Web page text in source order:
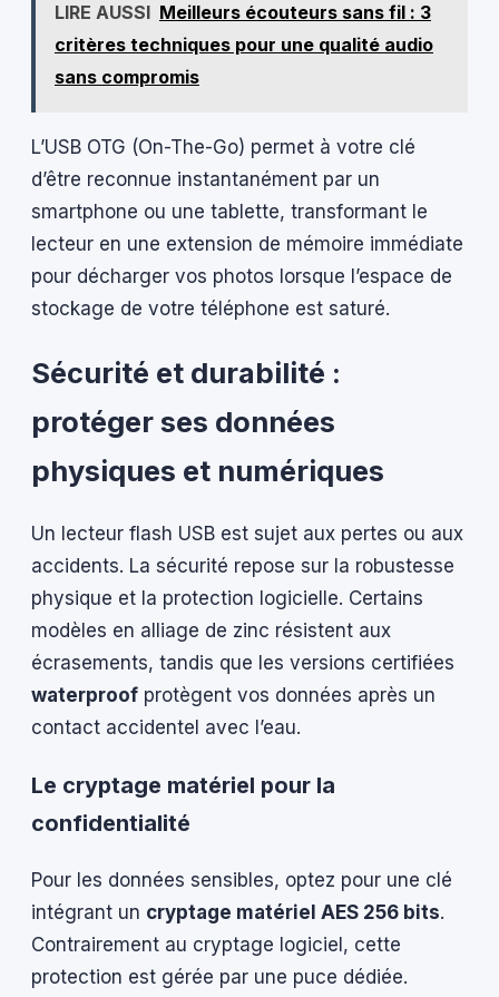
LIRE AUSSI Meilleurs écouteurs sans fil : 3
critères techniques pour une qualité audio
sans compromis
L’USB OTG (On-The-Go) permet à votre clé
d’être reconnue instantanément par un
smartphone ou une tablette, transformant le
lecteur en une extension de mémoire immédiate
pour décharger vos photos lorsque l’espace de
stockage de votre téléphone est saturé.
Sécurité et durabilité :
protéger ses données
physiques et numériques
Un lecteur flash USB est sujet aux pertes ou aux
accidents. La sécurité repose sur la robustesse
physique et la protection logicielle. Certains
modèles en alliage de zinc résistent aux
écrasements, tandis que les versions certifiées
waterproof protègent vos données après un
contact accidentel avec l’eau.
Le cryptage matériel pour la
confidentialité
Pour les données sensibles, optez pour une clé
intégrant un cryptage matériel AES 256 bits.
Contrairement au cryptage logiciel, cette
protection est gérée par une puce dédiée.